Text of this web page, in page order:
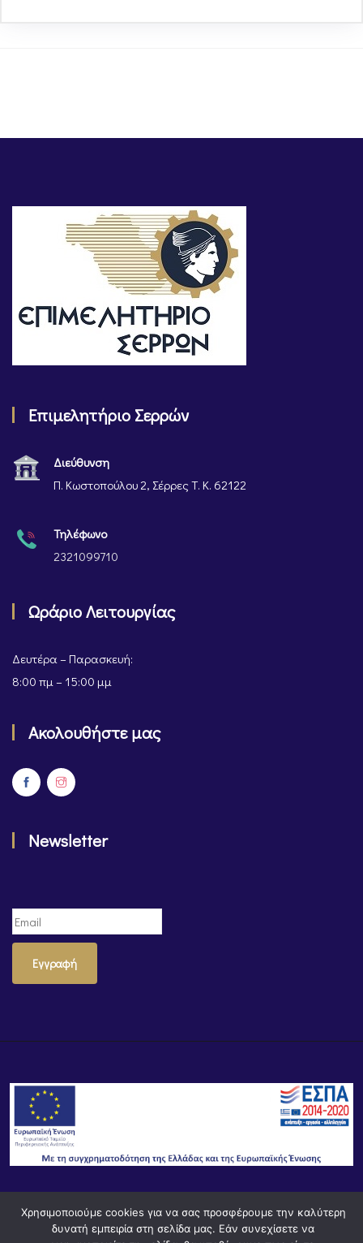
Επιμελητήριο Σερρών
Διεύθυνση
Π. Κωστοπούλου 2, Σέρρες Τ. Κ. 62122
Τηλέφωνο
2321099710
Ωράριο Λειτουργίας
Δευτέρα – Παρασκευή:
8:00 πμ – 15:00 μμ
Ακολουθήστε μας
Newsletter
Εγγραφή
© Powered byKnowledge AE
Χρησιμοποιούμε cookies για να σας προσφέρουμε την καλύτερη
δυνατή εμπειρία στη σελίδα μας. Εάν συνεχίσετε να